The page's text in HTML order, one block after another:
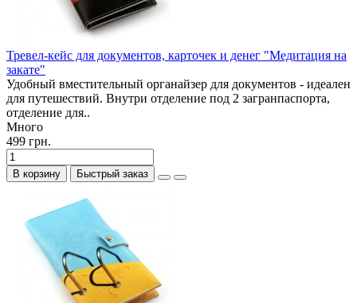
Тревел-кейс для документов, карточек и денег "Медитация на
закате"
Удобный вместительный органайзер для документов - идеален
для путешествий. Внутри отделение под 2 загранпаспорта,
отделение для..
Много
499 грн.
В корзину Быстрый заказ